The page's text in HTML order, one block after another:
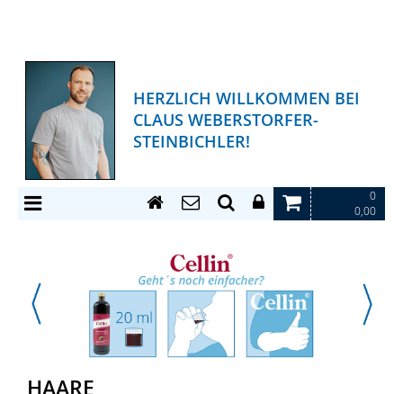
HERZLICH WILLKOMMEN BEI
CLAUS WEBERSTORFER-
STEINBICHLER!
0
0,00
HAARE